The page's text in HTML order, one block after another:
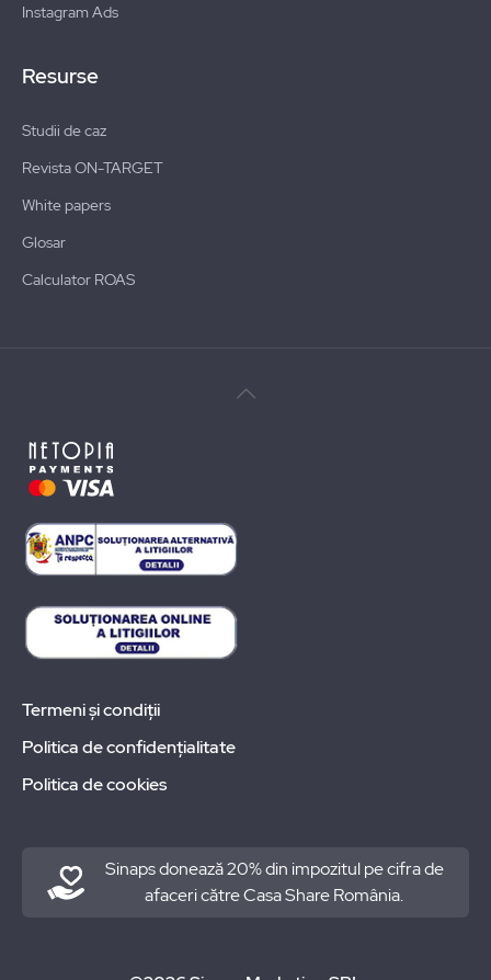
Instagram Ads
Resurse
Studii de caz
Revista ON-TARGET
White papers
Glosar
Calculator ROAS
Termeni și condiții
Politica de confidențialitate
Politica de cookies
Sinaps donează 20% din impozitul pe cifra de
afaceri către Casa Share România.